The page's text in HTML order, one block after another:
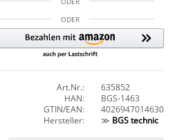
ODER
Art.Nr.:
635852
HAN:
BGS-1463
GTIN/EAN:
4026947014630
Hersteller:
≫ BGS technic